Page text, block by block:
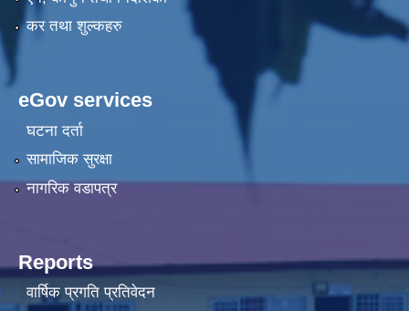
कर तथा शुल्कहरु
eGov services
घटना दर्ता
सामाजिक सुरक्षा
नागरिक वडापत्र
Reports
वार्षिक प्रगति प्रतिवेदन